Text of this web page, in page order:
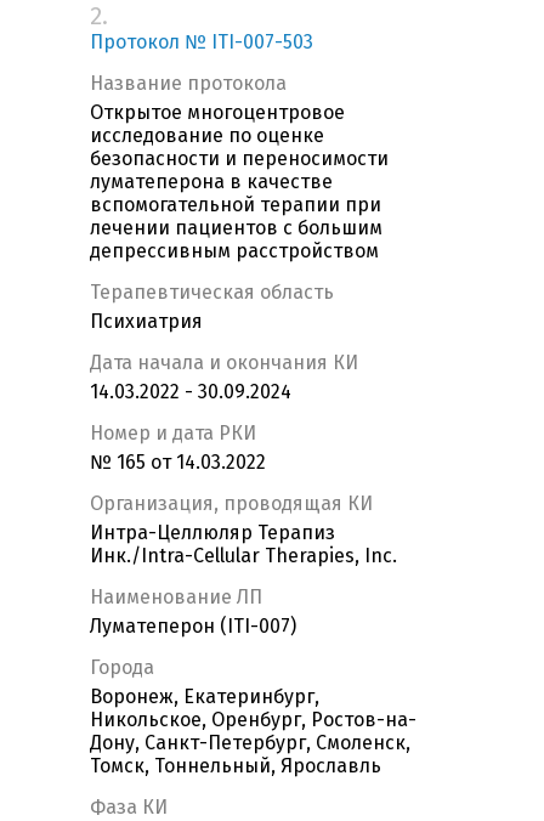
2.
Протокол № ITI-007-503
Название протокола
Открытое многоцентровое
исследование по оценке
безопасности и переносимости
луматеперона в качестве
вспомогательной терапии при
лечении пациентов с большим
депрессивным расстройством
Терапевтическая область
Психиатрия
Дата начала и окончания КИ
14.03.2022 - 30.09.2024
Номер и дата РКИ
№ 165 от 14.03.2022
Организация, проводящая КИ
Интра-Целлюляр Терапиз
Инк./Intra-Cellular Therapies, Inc.
Наименование ЛП
Луматеперон (ITI-007)
Города
Воронеж, Екатеринбург,
Никольское, Оренбург, Ростов-на-
Дону, Санкт-Петербург, Смоленск,
Томск, Тоннельный, Ярославль
Фаза КИ